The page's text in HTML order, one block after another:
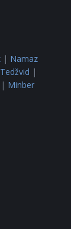
| Namaz
Tedžvid |
| Minber